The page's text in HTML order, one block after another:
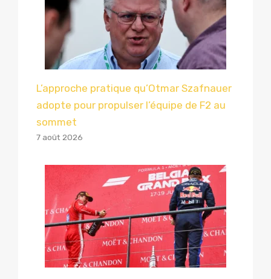
L’approche pratique qu’Otmar Szafnauer
adopte pour propulser l’équipe de F2 au
sommet
7 août 2026